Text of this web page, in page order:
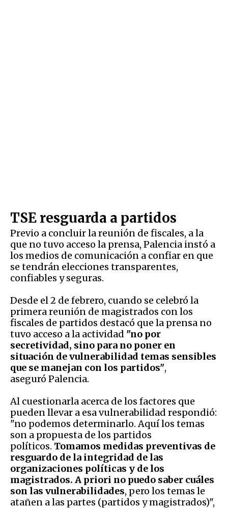
TSE resguarda a partidos
Previo a concluir la reunión de fiscales, a la
que no tuvo acceso la prensa, Palencia instó a
los medios de comunicación a confiar en que
se tendrán elecciones transparentes,
confiables y seguras.
Desde el 2 de febrero, cuando se celebró la
primera reunión de magistrados con los
fiscales de partidos destacó que la prensa no
tuvo acceso a la actividad "no por
secretividad, sino para no poner en
situación de vulnerabilidad temas sensibles
que se manejan con los partidos",
aseguró Palencia.
Al cuestionarla acerca de los factores que
pueden llevar a esa vulnerabilidad respondió:
"no podemos determinarlo. Aquí los temas
son a propuesta de los partidos
políticos. Tomamos medidas preventivas de
resguardo de la integridad de las
organizaciones políticas y de los
magistrados. A priori no puedo saber cuáles
son las vulnerabilidades, pero los temas le
atañen a las partes (partidos y magistrados)",